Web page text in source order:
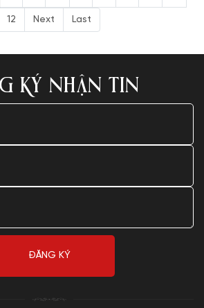
12 Next Last
KÝ NHẬN TIN